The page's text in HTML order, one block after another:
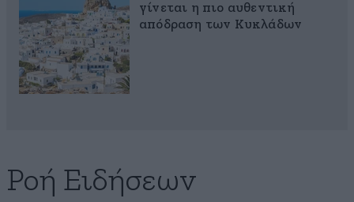
γίνεται η πιο αυθεντική
απόδραση των Κυκλάδων
Ροή Ειδήσεων